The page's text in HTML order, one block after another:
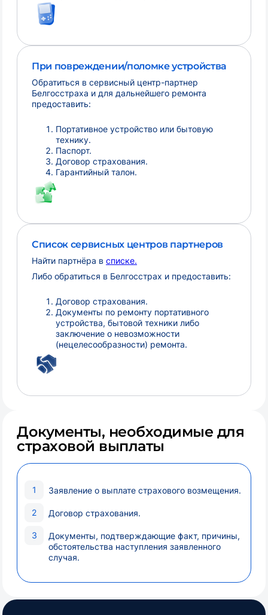
При повреждении/поломке устройства
Обратиться в сервисный центр-партнер
Белгосстраха и для дальнейшего ремонта
предоставить:
Портативное устройство или бытовую
технику.
Паспорт.
Договор страхования.
Гарантийный талон.
Список сервисных центров партнеров
Найти партнёра в списке.
Либо обратиться в Белгосстрах и предоставить:
Договор страхования.
Документы по ремонту портативного
устройства, бытовой техники либо
заключение о невозможности
(нецелесообразности) ремонта.
Документы, необходимые для
страховой выплаты
Заявление о выплате страхового возмещения.
Договор страхования.
Документы, подтверждающие факт, причины,
обстоятельства наступления заявленного
случая.